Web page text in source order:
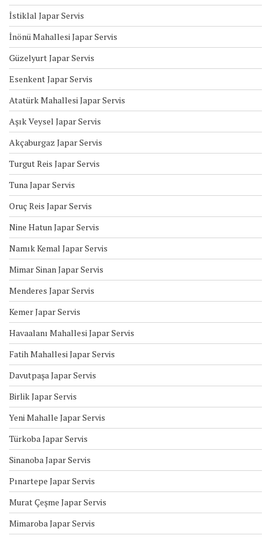
İstiklal Japar Servis
İnönü Mahallesi Japar Servis
Güzelyurt Japar Servis
Esenkent Japar Servis
Atatürk Mahallesi Japar Servis
Aşık Veysel Japar Servis
Akçaburgaz Japar Servis
Turgut Reis Japar Servis
Tuna Japar Servis
Oruç Reis Japar Servis
Nine Hatun Japar Servis
Namık Kemal Japar Servis
Mimar Sinan Japar Servis
Menderes Japar Servis
Kemer Japar Servis
Havaalanı Mahallesi Japar Servis
Fatih Mahallesi Japar Servis
Davutpaşa Japar Servis
Birlik Japar Servis
Yeni Mahalle Japar Servis
Türkoba Japar Servis
Sinanoba Japar Servis
Pınartepe Japar Servis
Murat Çeşme Japar Servis
Mimaroba Japar Servis